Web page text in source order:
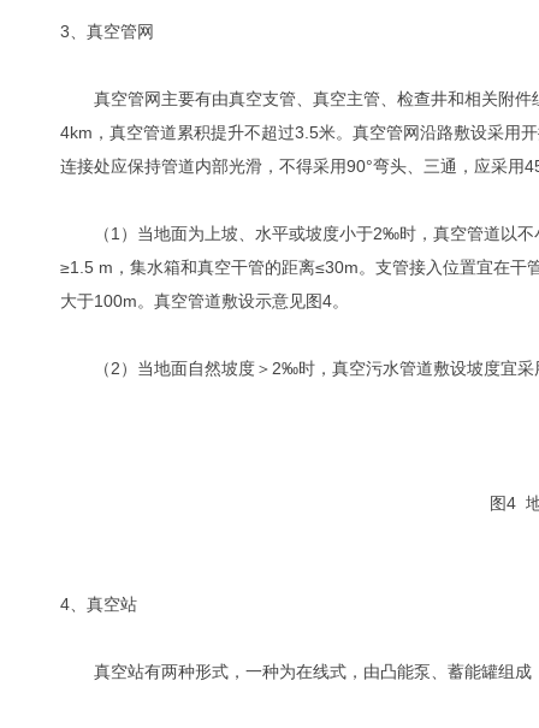
3、真空管网
真空管网主要有由真空支管、真空主管、检查井和相关附件
4km，真空管道累积提升不超过3.5米。真空管网沿路敷设采用
连接处应保持管道内部光滑，不得采用90°弯头、三通，应采用
（1）当地面为上坡、水平或坡度小于2‰时，真空管道以不
≥1.5 m，集水箱和真空干管的距离≤30m。支管接入位置宜在
大于100m。真空管道敷设示意见图4。
（2）当地面自然坡度＞2‰时，真空污水管道敷设坡度宜采
图4
4、真空站
真空站有两种形式，一种为在线式，由凸能泵、蓄能罐组成